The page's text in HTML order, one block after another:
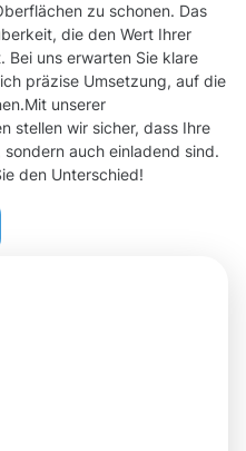
zu schonen. Das
die den Wert Ihrer
Bei uns erwarten Sie klare
präzise Umsetzung, auf die
unserer
stellen wir sicher, dass Ihre
auch einladend sind.
den Unterschied!